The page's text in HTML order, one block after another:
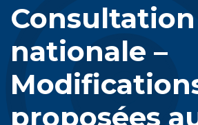
Consultation
nationale –
proposées